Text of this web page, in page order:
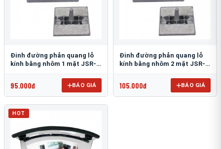
Đinh đường phản quang lỗ
kính bằng nhôm 1 mặt JSR-
95.000đ BÁO GIÁ
Đinh đường phản quang lỗ
kính bằng nhôm 2 mặt JSR-
105.000đ BÁO GIÁ
HOT